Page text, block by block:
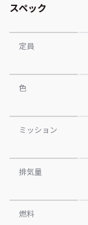
スペック
定員
色
ミッション
排気量
燃料